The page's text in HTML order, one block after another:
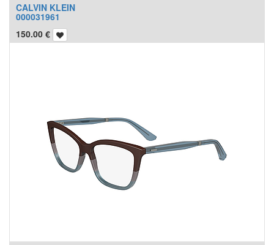
CALVIN KLEIN
000031961
150.00 €